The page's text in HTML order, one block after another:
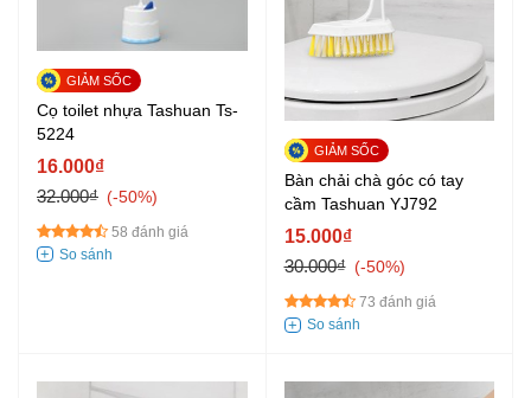
Cọ toilet nhựa Tashuan Ts-
5224
16.000₫
32.000₫
-50%
58 đánh giá
Bàn chải chà góc có tay
cầm Tashuan YJ792
15.000₫
30.000₫
-50%
73 đánh giá